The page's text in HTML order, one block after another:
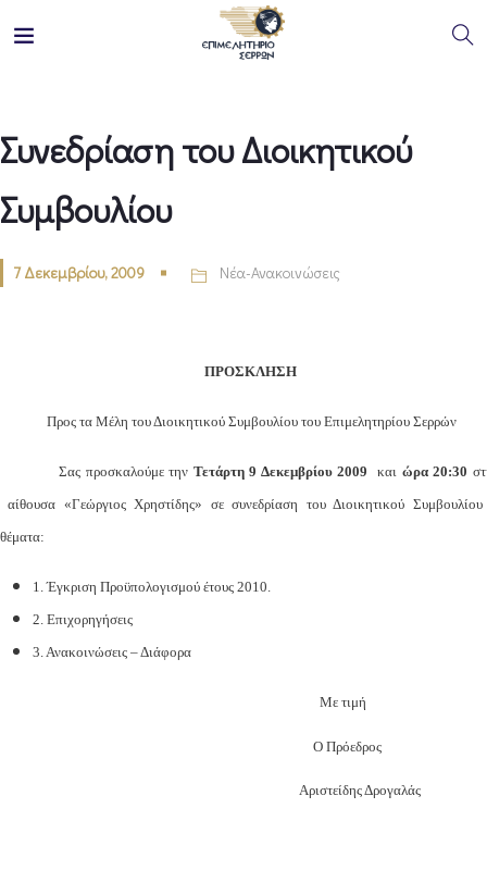
Συνεδρίαση του Διοικητικού
Συμβουλίου
7 Δεκεμβρίου, 2009 Νέα-Ανακοινώσεις
ΠΡΟΣΚΛΗΣΗ
Προς τα Μέλη του Διοικητικού Συμβουλίου του Επιμελητηρίου Σερρών
Σας προσκαλούμε την Τετάρτη 9 Δεκεμβρίου 2009και ώρα 20:30
αίθουσα «Γεώργιος Χρηστίδης» σε συνεδρίαση του Διοικητικού
θέματα:
1. Έγκριση Προϋπολογισμού έτους 2010.
2. Επιχορηγήσεις
3. Ανακοινώσεις – Διάφορα
Με τιμή
Ο Πρόεδρος
Αριστείδης Δρογαλάς